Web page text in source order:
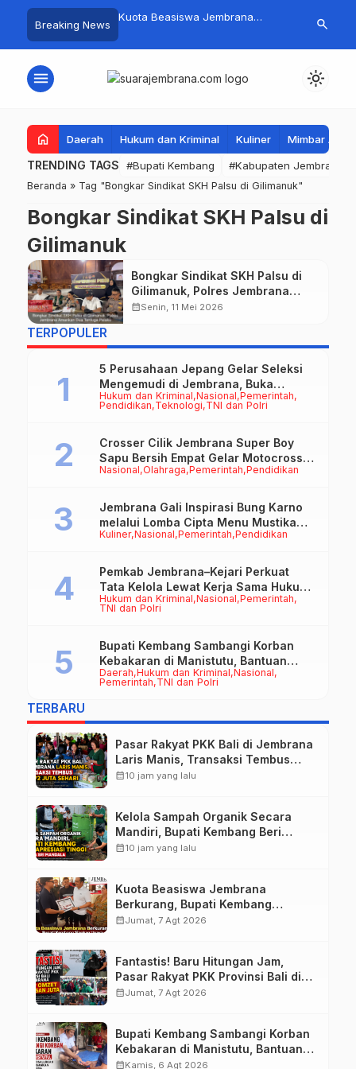
Breaking News
Kembang Beri
Warga Sri
Kuota Beasiswa Jembrana
Siapkan Upaya Penambahan di
Fantastis!
Jembrana
search
menu light_mode
home Daerah Hukum dan Kriminal Kuliner Mimbar
TRENDING TAGS #Bupati Kembang #Kabupaten Jembrana
Beranda » Tag "Bongkar Sindikat SKH Palsu di Gilimanuk"
Bongkar Sindikat SKH Palsu di
Gilimanuk
Bongkar Sindikat SKH Palsu di
Gilimanuk, Polres Jembrana
Amankan Dua Terduga Pelaku
calendar_monthSenin, 11 Mei 2026
TERPOPULER
Hukum dan Kriminal Nasional Pemerintah
Pendidikan Teknologi TNI dan Polri
5 Perusahaan Jepang Gelar Seleksi
Mengemudi di Jembrana, Buka
Peluang Kerja bagi Calon PMI
Nasional Olahraga Pemerintah Pendidikan
Crosser Cilik Jembrana Super Boy
Sapu Bersih Empat Gelar Motocross
50cc
Kuliner Nasional Pemerintah Pendidikan
Jembrana Gali Inspirasi Bung Karno
melalui Lomba Cipta Menu Mustika
Rasa
Hukum dan Kriminal Nasional Pemerintah
TNI dan Polri
Pemkab Jembrana–Kejari Perkuat
Tata Kelola Lewat Kerja Sama Hukum
Datun
Daerah Hukum dan Kriminal Nasional
Pemerintah TNI dan Polri
Bupati Kembang Sambangi Korban
Kebakaran di Manistutu, Bantuan
Disalurkan untuk Ringankan Beban
TERBARU
Pasar Rakyat PKK Bali di Jembrana
Laris Manis, Transaksi Tembus
Rp.672 Juta Sehari
calendar_month10 jam yang lalu
Kelola Sampah Organik Secara
Mandiri, Bupati Kembang Beri
Apresiasi Tinggi Warga Sri
calendar_month10 jam yang lalu
Kuota Beasiswa Jembrana
Berkurang, Bupati Kembang
Siapkan Upaya Penambahan di
calendar_monthJumat, 7 Agt 2026
Fantastis! Baru Hitungan Jam,
Pasar Rakyat PKK Provinsi Bali di
Jembrana Raup Omzet Ratusan
calendar_monthJumat, 7 Agt 2026
Bupati Kembang Sambangi Korban
Kebakaran di Manistutu, Bantuan
Disalurkan untuk Ringankan Beban
calendar_monthKamis, 6 Agt 2026